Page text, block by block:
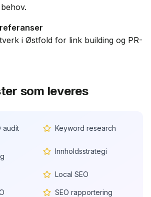
i Østfoldfor link building og PR-
som leveres
audit Keyword research
Innholdsstrategi
Local SEO
SEO rapportering